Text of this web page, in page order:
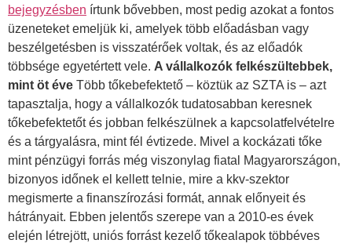
bejegyzésben írtunk bővebben, most pedig azokat a fontos
üzeneteket emeljük ki, amelyek több előadásban vagy
beszélgetésben is visszatérőek voltak, és az előadók
többsége egyetértett vele. A vállalkozók felkészültebbek,
mint öt éve Több tőkebefektető – köztük az SZTA is – azt
tapasztalja, hogy a vállalkozók tudatosabban keresnek
tőkebefektetőt és jobban felkészülnek a kapcsolatfelvételre
és a tárgyalásra, mint fél évtizede. Mivel a kockázati tőke
mint pénzügyi forrás még viszonylag fiatal Magyarországon,
bizonyos időnek el kellett telnie, mire a kkv-szektor
megismerte a finanszírozási formát, annak előnyeit és
hátrányait. Ebben jelentős szerepe van a 2010-es évek
elején létrejött, uniós forrást kezelő tőkealapok többéves